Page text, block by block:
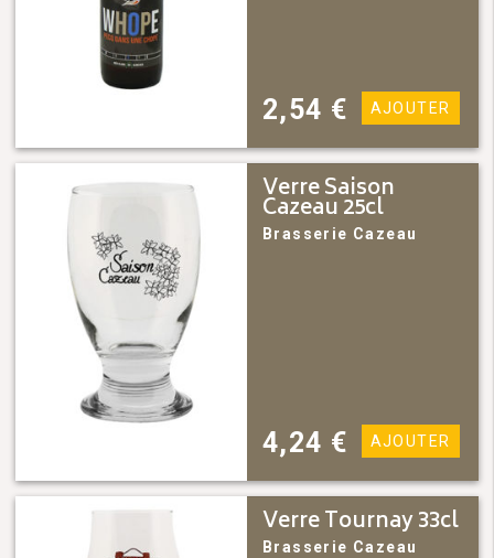
2,54 € AJOUTER
Verre Saison
Cazeau 25cl
Brasserie Cazeau
4,24 € AJOUTER
Verre Tournay 33cl
Brasserie Cazeau